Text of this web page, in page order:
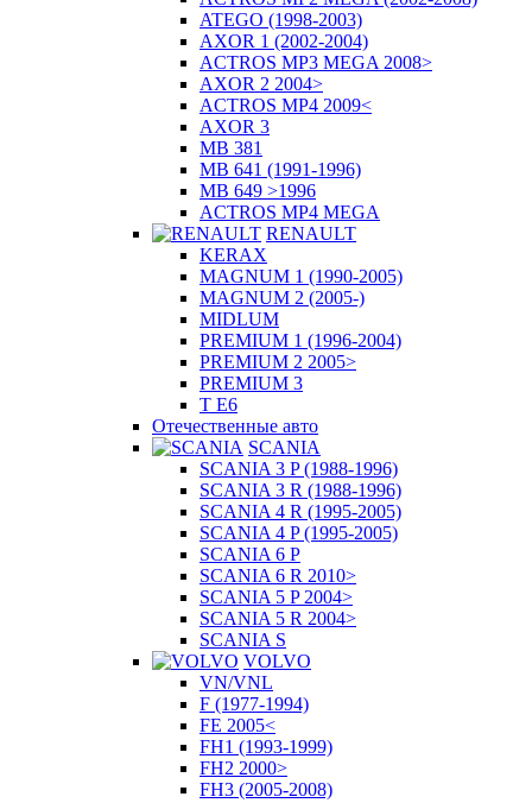
ATEGO (1998-2003)
AXOR 1 (2002-2004)
ACTROS MP3 MEGA 2008>
AXOR 2 2004>
ACTROS MP4 2009<
AXOR 3
MB 381
MB 641 (1991-1996)
MB 649 >1996
ACTROS MP4 MEGA
RENAULT
KERAX
MAGNUM 1 (1990-2005)
MAGNUM 2 (2005-)
MIDLUM
PREMIUM 1 (1996-2004)
PREMIUM 2 2005>
PREMIUM 3
T E6
Отечественные авто
SCANIA
SCANIA 3 P (1988-1996)
SCANIA 3 R (1988-1996)
SCANIA 4 R (1995-2005)
SCANIA 4 P (1995-2005)
SCANIA 6 P
SCANIA 6 R 2010>
SCANIA 5 P 2004>
SCANIA 5 R 2004>
SCANIA S
VOLVO
VN/VNL
F (1977-1994)
FE 2005<
FH1 (1993-1999)
FH2 2000>
FH3 (2005-2008)